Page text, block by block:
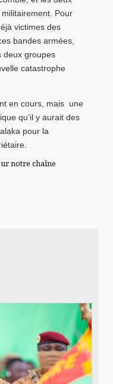
Pour
victimes des
bandes armées,
deux groupes
catastrophe
en cours, mais une
qu’il y aurait des
pour la
notre chaîne